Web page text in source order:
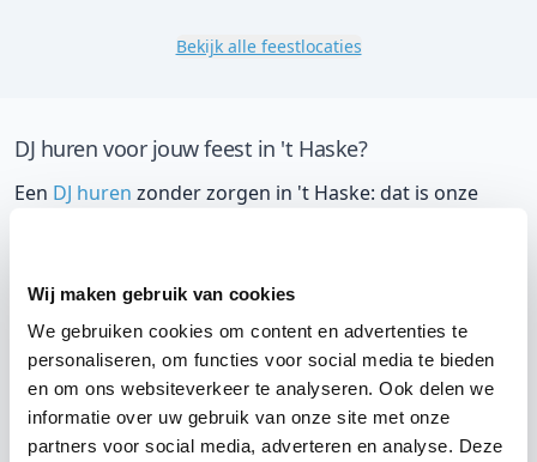
Wij maken gebruik van cookies
We gebruiken cookies om content en advertenties te
personaliseren, om functies voor social media te bieden
en om ons websiteverkeer te analyseren. Ook delen we
informatie over uw gebruik van onze site met onze
partners voor social media, adverteren en analyse. Deze
Bekijk alle feestlocaties
DJ huren voor jouw feest in 't Haske?
Een DJ huren zonder zorgen in 't Haske: dat is onze
je een DJ voor jouw feest gaat boeken, wil je natuurlijk
weten wat het kost.
Een DJ boeken uit Frieslandwas nog nooit zo makkelijk.
Daarom kun je bij ons online de prijs berekenen voor
jouw feest. Ook kun je nu boeken of een vrijblijvende